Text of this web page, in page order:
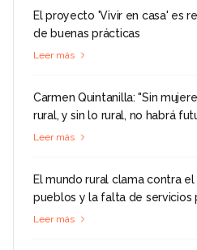
El proyecto 'Vivir en casa' es
de buenas prácticas
Leer más
Carmen Quintanilla: "Sin
rural, y sin lo rural, no habrá
Leer más
El mundo rural clama contra
pueblos y la falta de servicios
Leer más